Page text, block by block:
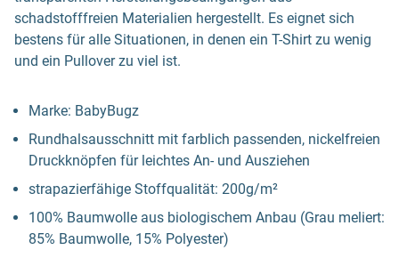
schadstofffreien Materialien hergestellt. Es eignet sich
bestens für alle Situationen, in denen ein T-Shirt zu wenig
und ein Pullover zu viel ist.
Marke: BabyBugz
Rundhalsausschnitt mit farblich passenden, nickelfreien
Druckknöpfen für leichtes An- und Ausziehen
strapazierfähige Stoffqualität: 200g/m²
100% Baumwolle aus biologischem Anbau (Grau meliert:
85% Baumwolle, 15% Polyester)